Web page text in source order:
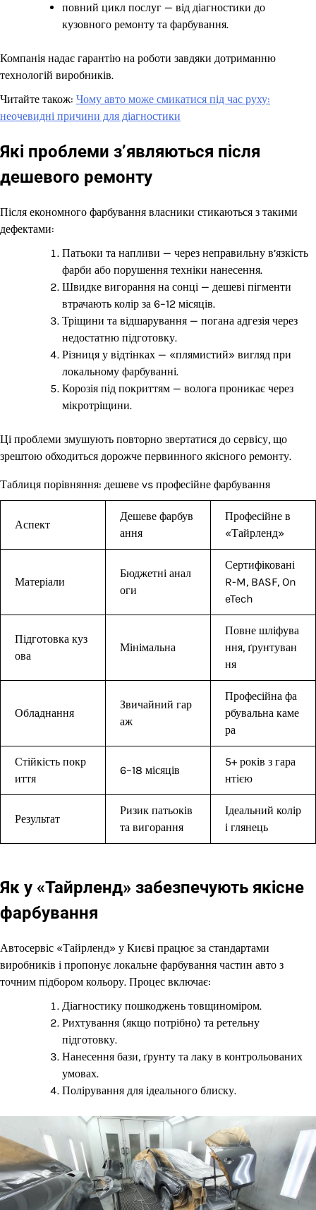
повний цикл послуг — від діагностики до
кузовного ремонту та фарбування.
Компанія надає гарантію на роботи завдяки дотриманню
технологій виробників.
Читайте також: Чому авто може смикатися під час руху:
неочевидні причини для діагностики
Які проблеми з’являються після
дешевого ремонту
Після економного фарбування власники стикаються з такими
дефектами:
Патьоки та напливи — через неправильну в’язкість
фарби або порушення техніки нанесення.
Швидке вигорання на сонці — дешеві пігменти
втрачають колір за 6–12 місяців.
Тріщини та відшарування — погана адгезія через
недостатню підготовку.
Різниця у відтінках — «плямистий» вигляд при
локальному фарбуванні.
Корозія під покриттям — волога проникає через
мікротріщини.
Ці проблеми змушують повторно звертатися до сервісу, що
зрештою обходиться дорожче первинного якісного ремонту.
Таблиця порівняння: дешеве vs професійне фарбування
Аспект
Дешеве фарбув
ання
Професійне в
«Тайрленд»
Матеріали
Бюджетні анал
оги
Сертифіковані
R-M, BASF, On
eTech
Підготовка куз
ова
Мінімальна
Повне шліфува
ння, ґрунтуван
ня
Обладнання
Звичайний гар
аж
Професійна фа
рбувальна каме
ра
Стійкість покр
иття
6–18 місяців
5+ років з гара
нтією
Результат
Ризик патьоків
та вигорання
Ідеальний колір
і глянець
Як у «Тайрленд» забезпечують якісне
фарбування
Автосервіс «Тайрленд» у Києві працює за стандартами
виробників і пропонує локальне фарбування частин авто з
точним підбором кольору. Процес включає:
Діагностику пошкоджень товщиноміром.
Рихтування (якщо потрібно) та ретельну
підготовку.
Нанесення бази, ґрунту та лаку в контрольованих
умовах.
Полірування для ідеального блиску.